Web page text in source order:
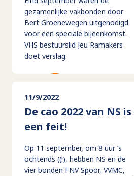
gezamenlijke vakbonden door
Bert Groenewegen uitgenodigd
voor een speciale bijeenkomst.
VHS bestuurslid Jeu Ramakers
doet verslag.
11/9/2022
De cao 2022 van NS is
een feit!
Op 11 september, om 8 uur ’s
ochtends ((!), hebben NS en de
vier bonden FNV Spoor, VVMC,